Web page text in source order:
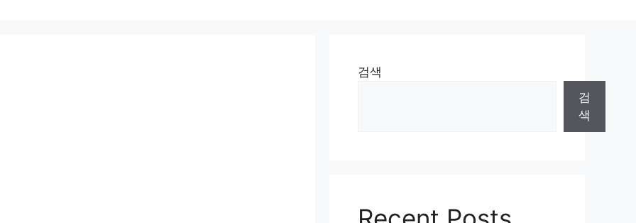
검색
검
색